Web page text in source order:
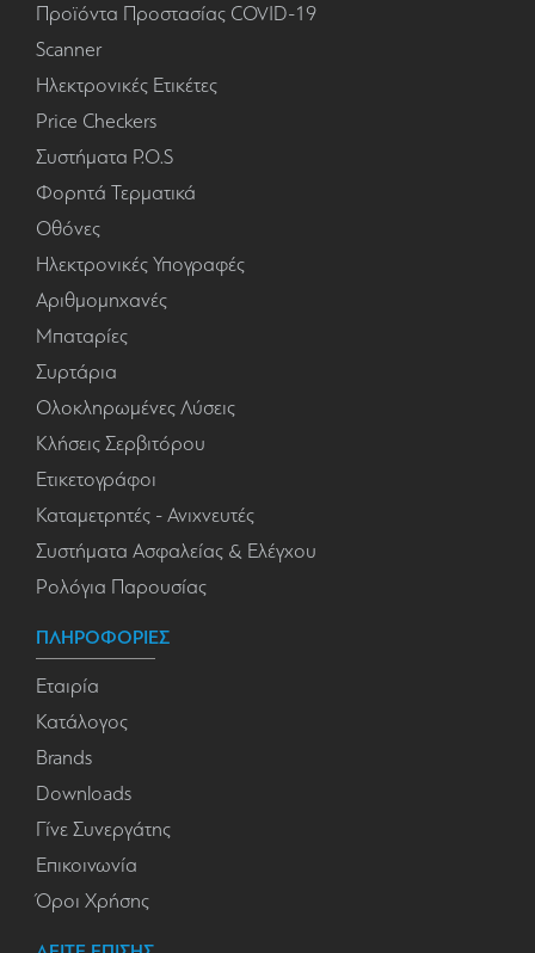
Προϊόντα Προστασίας COVID-19
Scanner
Ηλεκτρονικές Ετικέτες
Price Checkers
Συστήματα P.O.S
Φορητά Τερματικά
Οθόνες
Ηλεκτρονικές Υπογραφές
Αριθμομηχανές
Μπαταρίες
Συρτάρια
Ολοκληρωμένες Λύσεις
Κλήσεις Σερβιτόρου
Ετικετογράφοι
Καταμετρητές - Ανιχνευτές
Συστήματα Ασφαλείας & Ελέγχου
Ρολόγια Παρουσίας
ΠΛΗΡΟΦΟΡΙΕΣ
Εταιρία
Κατάλογος
Brands
Downloads
Γίνε Συνεργάτης
Επικοινωνία
Όροι Χρήσης